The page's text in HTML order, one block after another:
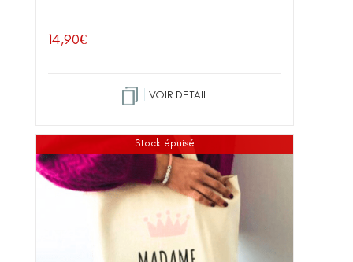
...
14,90€
VOIR DETAIL
Stock épuisé